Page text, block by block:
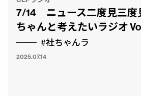
7/14 ニュース二度見三度
ちゃんと考えたいラジオ
#社ちゃんラ
2025.07.14